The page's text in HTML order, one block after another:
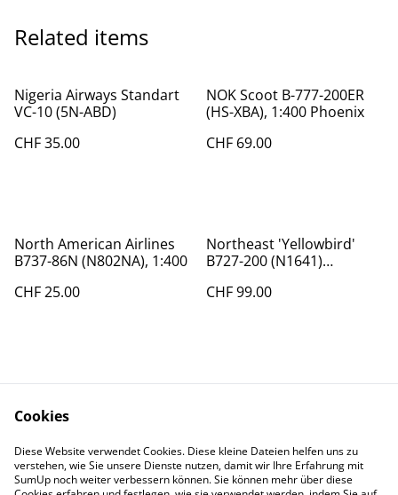
Related items
Nigeria Airways Standart
VC-10 (5N-ABD)
CHF 35.00
NOK Scoot B-777-200ER
(HS-XBA), 1:400 Phoenix
CHF 69.00
North American Airlines
B737-86N (N802NA), 1:400
CHF 25.00
Northeast 'Yellowbird'
B727-200 (N1641)
CHF 99.00
Contact Us
Legal Terms
Privacy Policy
Cookie Policy
Cookies
Diese Website verwendet Cookies. Diese kleine Dateien helfen uns zu
verstehen, wie Sie unsere Dienste nutzen, damit wir Ihre Erfahrung mit
SumUp noch weiter verbessern können. Sie können mehr über diese